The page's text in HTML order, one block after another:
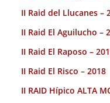
II Raid del Llucanes –
II Raid El Aguilucho –
II Raid El Raposo –
II Raid El Risco – 2018
II RAID Hípico ALTA